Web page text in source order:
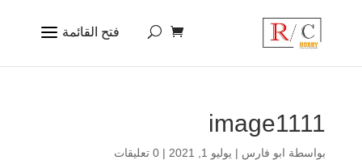
image1111
بواسطة ابو فارس | يوليو 1, 2021 | 0 تعليقات